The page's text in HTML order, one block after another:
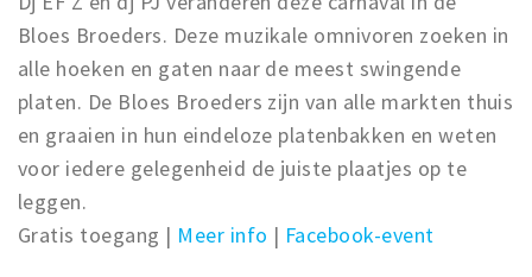
Bloes Broeders. Deze muzikale omnivoren zoeken in
alle hoeken en gaten naar de meest swingende
platen. De Bloes Broeders zijn van alle markten thuis
en graaien in hun eindeloze platenbakken en weten
voor iedere gelegenheid de juiste plaatjes op te
leggen.
Gratis toegang | Meer info | Facebook-event